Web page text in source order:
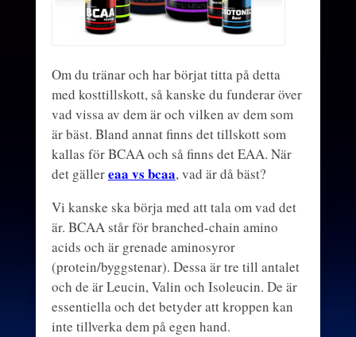
Om du tränar och har börjat titta på detta
med kosttillskott, så kanske du funderar över
vad vissa av dem är och vilken av dem som
är bäst. Bland annat finns det tillskott som
kallas för BCAA och så finns det EAA. När
det gällereaa vs bcaa, vad är då bäst?
Vi kanske ska börja med att tala om vad det
är. BCAA står för branched-chain amino
acids och är grenade aminosyror
(protein/byggstenar). Dessa är tre till antalet
och de är Leucin, Valin och Isoleucin. De är
essentiella och det betyder att kroppen kan
inte tillverka dem på egen hand.